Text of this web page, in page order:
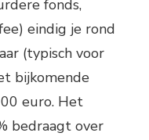
fonds,
eindig je rond
(typisch voor
bijkomende
euro. Het
bedraagt over